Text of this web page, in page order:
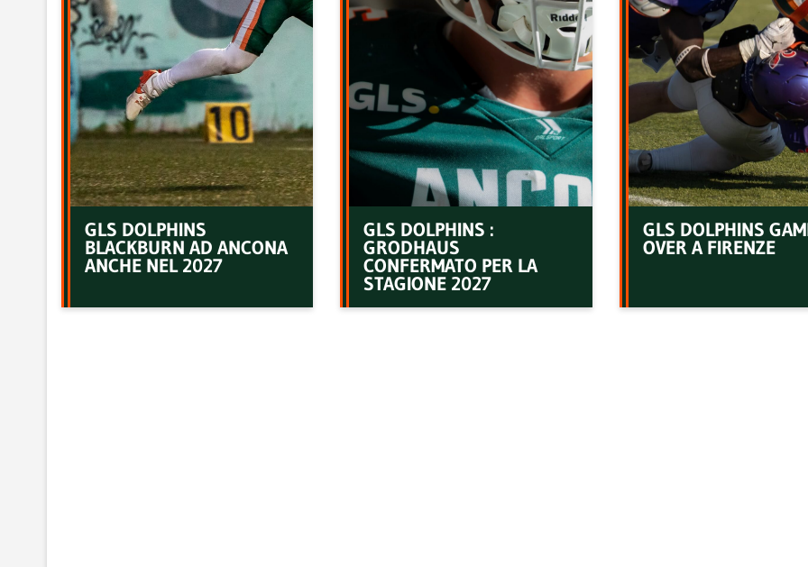
GLS DOLPHINS
BLACKBURN AD ANCONA
ANCHE NEL 2027
GLS DOLPHINS :
GRODHAUS
CONFERMATO PER LA
STAGIONE 2027
GLS DOLPHINS
OVER A FIRENZE